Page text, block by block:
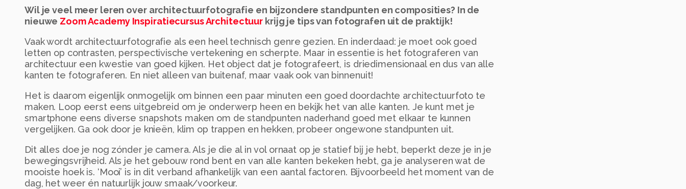
Wil je veel meer leren over architectuurfotografie en bijzondere standpunten en composities? In de
nieuwe Zoom Academy Inspiratiecursus Architectuur krijg je tips van fotografen uit de praktijk!
Vaak wordt architectuurfotografie als een heel technisch genre gezien. En inderdaad: je moet ook goed
letten op contrasten, perspectivische vertekening en scherpte. Maar in essentie is het fotograferen van
architectuur een kwestie van goed kijken. Het object dat je fotografeert, is driedimensionaal en dus van alle
kanten te fotograferen. En niet alleen van buitenaf, maar vaak ook van binnenuit!
Het is daarom eigenlijk onmogelijk om binnen een paar minuten een goed doordachte architectuurfoto te
maken. Loop eerst eens uitgebreid om je onderwerp heen en bekijk het van alle kanten. Je kunt met je
smartphone eens diverse snapshots maken om de standpunten naderhand goed met elkaar te kunnen
vergelijken. Ga ook door je knieën, klim op trappen en hekken, probeer ongewone standpunten uit.
Dit alles doe je nog zónder je camera. Als je die al in vol ornaat op je statief bij je hebt, beperkt deze je in je
bewegingsvrijheid. Als je het gebouw rond bent en van alle kanten bekeken hebt, ga je analyseren wat de
mooiste hoek is. ‘Mooi’ is in dit verband afhankelijk van een aantal factoren. Bijvoorbeeld het moment van de
dag, het weer én natuurlijk jouw smaak/voorkeur.